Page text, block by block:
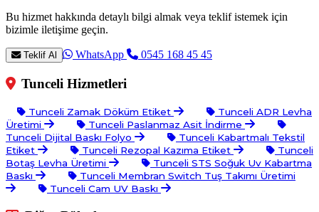
Bu hizmet hakkında detaylı bilgi almak veya teklif istemek için
bizimle iletişime geçin.
Teklif Al WhatsApp 0545 168 45 45
Tunceli Hizmetleri
Tunceli Zamak Döküm Etiket
Tunceli ADR Levha
Üretimi
Tunceli Paslanmaz Asit İndirme
Tunceli Dijital Baskı Folyo
Tunceli Kabartmalı Tekstil
Etiket
Tunceli Rezopal Kazıma Etiket
Tunceli
Botaş Levha Üretimi
Tunceli STS Soğuk Uv Kabartma
Baskı
Tunceli Membran Switch Tuş Takımı Üretimi
Tunceli Cam UV Baskı